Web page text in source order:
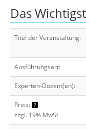
Über
Suche
Das
Titel der Veranstaltung:
Ausführungsart:
Experten-Dozent(en):
Preis:
zzgl. 19% MwSt.